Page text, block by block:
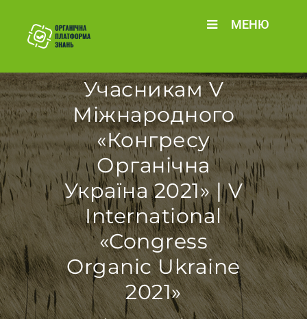
МЕНЮ
Учасникам V
Міжнародного
«Конгресу
Органічна
Україна 2021» | V
International
«Congress
Organic Ukraine
2021»